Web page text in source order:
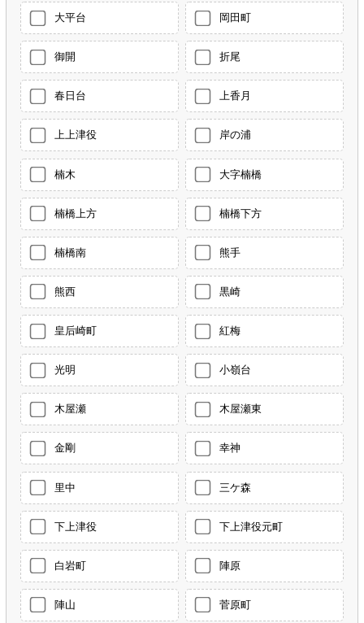
大平台 岡田町
御開 折尾
春日台 上香月
上上津役 岸の浦
楠木 大字楠橋
楠橋上方 楠橋下方
楠橋南 熊手
熊西 黒崎
皇后崎町 紅梅
光明 小嶺台
木屋瀬 木屋瀬東
金剛 幸神
里中 三ケ森
下上津役 下上津役元町
白岩町 陣原
陣山 菅原町